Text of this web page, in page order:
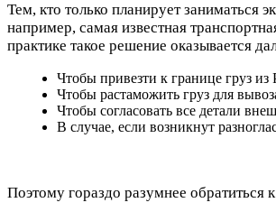
Тем, кто только планирует заниматься
например, самая известная
практике такое решение оказывается
Чтобы привезти к границе груз
Чтобы растаможить груз для
Чтобы согласовать все детали
В случае, если возникнут
Поэтому гораздо разумнее обратиться